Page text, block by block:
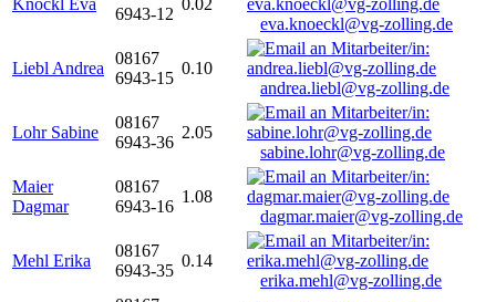
Knöckl Eva
6943-12
0.02
eva.knoeckl@vg-zolling.de
Liebl Andrea
08167
6943-15
0.10
andrea.liebl@vg-zolling.de
Lohr Sabine
08167
6943-36
2.05
sabine.lohr@vg-zolling.de
Maier
Dagmar
08167
6943-16
1.08
dagmar.maier@vg-zolling.de
Mehl Erika
08167
6943-35
0.14
erika.mehl@vg-zolling.de